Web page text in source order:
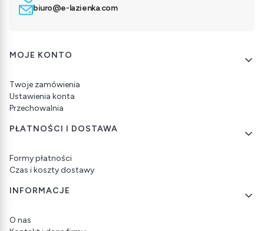
biuro@e-lazienka.com
Linki w stopce
MOJE KONTO
Twoje zamówienia
Ustawienia konta
Przechowalnia
PŁATNOŚCI I DOSTAWA
Formy płatności
Czas i koszty dostawy
INFORMACJE
O nas